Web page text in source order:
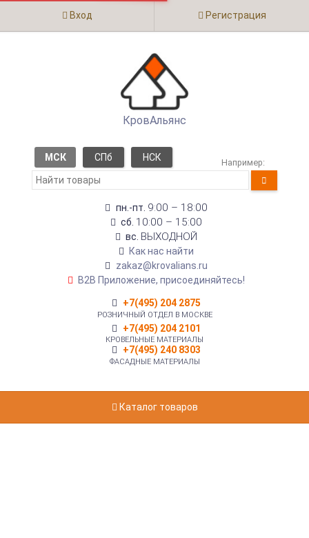
Вход Регистрация
КровАльянс
МСК СПб НСК Например:
пн.-пт. 9:00 – 18:00
сб. 10:00 – 15:00
вс. ВЫХОДНОЙ
Как нас найти
zakaz@krovalians.ru
B2B Приложение, присоединяйтесь!
+7(495) 204 2875
РОЗНИЧНЫЙ ОТДЕЛ В МОСКВЕ
+7(495) 204 2101
КРОВЕЛЬНЫЕ МАТЕРИАЛЫ
+7(495) 240 8303
ФАСАДНЫЕ МАТЕРИАЛЫ
Каталог товаров